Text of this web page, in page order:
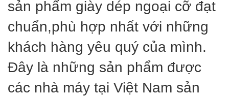
sản phẩm giày dép ngoại cỡ đạt
chuẩn,phù hợp nhất với những
khách hàng yêu quý của mình.
Đây là những sản phẩm được
các nhà máy tại Việt Nam sản